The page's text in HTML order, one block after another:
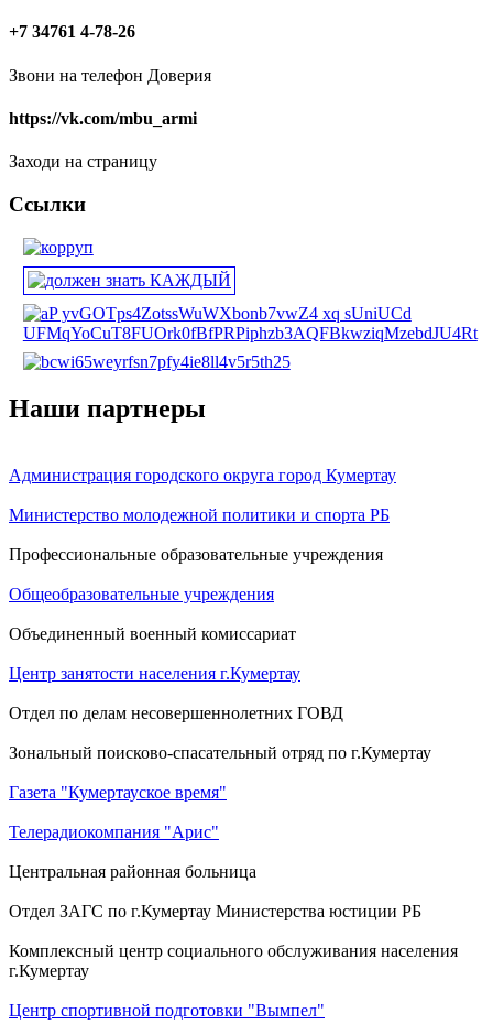
+7 34761 4-78-26
Звони на телефон Доверия
https://vk.com/mbu_armi
Заходи на страницу
Ссылки
Наши партнеры
Администрация городского округа город Кумертау
Министерство молодежной политики и спорта РБ
Профессиональные образовательные учреждения
Общеобразовательные учреждения
Объединенный военный комиссариат
Центр занятости населения г.Кумертау
Отдел по делам несовершеннолетних ГОВД
Зональный поисково-спасательный отряд по г.Кумертау
Газета "Кумертауское время"
Телерадиокомпания "Арис"
Центральная районная больница
Отдел ЗАГС по г.Кумертау Министерства юстиции РБ
Комплексный центр социального обслуживания населения
г.Кумертау
Центр спортивной подготовки "Вымпел"